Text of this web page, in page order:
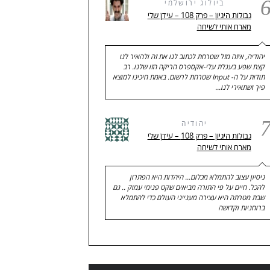
ביולוג ירושלמי
גבולות היגיון – פרק 108 – עידן שלי
מארח אותי לשיחה
יהודיה, איזה מזל שטרחת לכתוב לנו את זה ולהאיר לנו
קצת שפע בעגלת עלי-אקספרס הריקה הזו שלנו. רב
תודות על ה- Input שטרחת לרשום. באמת חיכינו למוצא
פיך ושתאירי לנו…
יהודיה
גבולות היגיון – פרק 108 – עידן שלי
מארח אותי לשיחה
ניסיון עצוב להתמלא מכלום... היהדות היא הפתרון
להכל. חיים על פי התורה מביאים שקט פנימי עמוק .. גם
שבת מטרתה היא עצירה מענייני העולם כדי להתמלא
ברוחניות וקדושה